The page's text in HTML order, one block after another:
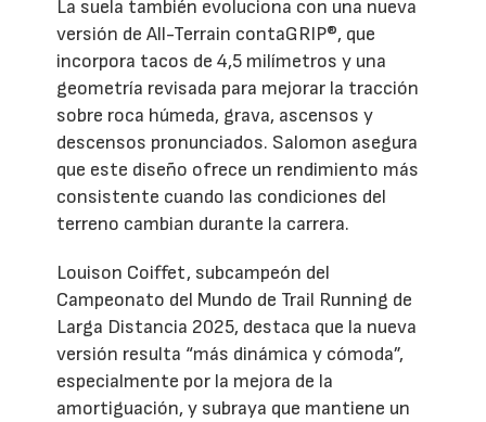
La suela también evoluciona con una nueva
versión de All-Terrain contaGRIP®, que
incorpora tacos de 4,5 milímetros y una
geometría revisada para mejorar la tracción
sobre roca húmeda, grava, ascensos y
descensos pronunciados. Salomon asegura
que este diseño ofrece un rendimiento más
consistente cuando las condiciones del
terreno cambian durante la carrera.
Louison Coiffet, subcampeón del
Campeonato del Mundo de Trail Running de
Larga Distancia 2025, destaca que la nueva
versión resulta “más dinámica y cómoda”,
especialmente por la mejora de la
amortiguación, y subraya que mantiene un